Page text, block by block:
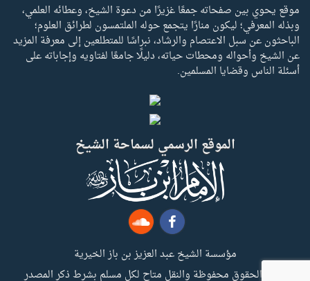
موقع يحوي بين صفحاته جمعًا غزيرًا من دعوة الشيخ، وعطائه العلمي،
وبذله المعرفي؛ ليكون منارًا يتجمع حوله الملتمسون لطرائق العلوم؛
الباحثون عن سبل الاعتصام والرشاد، نبراسًا للمتطلعين إلى معرفة المزيد
عن الشيخ وأحواله ومحطات حياته، دليلًا جامعًا لفتاويه وإجاباته على
أسئلة الناس وقضايا المسلمين.
الموقع الرسمي لسماحة الشيخ
مؤسسة الشيخ عبد العزيز بن باز الخيرية
جميع الحقوق محفوظة والنقل متاح لكل مسلم بشرط ذكر المصدر